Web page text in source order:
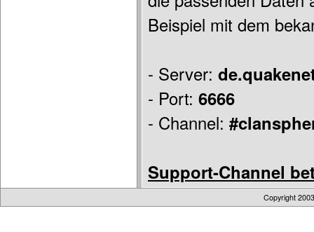
Beispiel mit dem
- Server:
- Port: 6666
- Channel:
Support-Channel
Copyright